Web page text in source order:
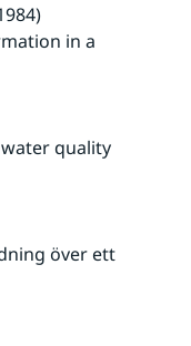
in a
water quality
över ett